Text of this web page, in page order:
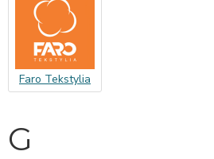
Faro Tekstylia
G